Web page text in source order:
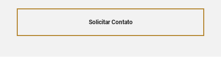
Solicitar Contato